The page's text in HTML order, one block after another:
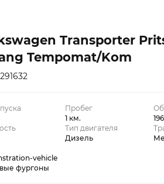
Transporter
Tempomat/Kom
Пробег
1 км.
Тип двигателя
Дизель
vehicle
фургоны